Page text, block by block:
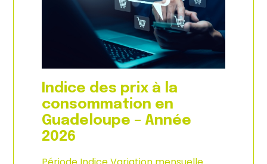
Indice des prix à la
consommation en
Guadeloupe – Année
2026